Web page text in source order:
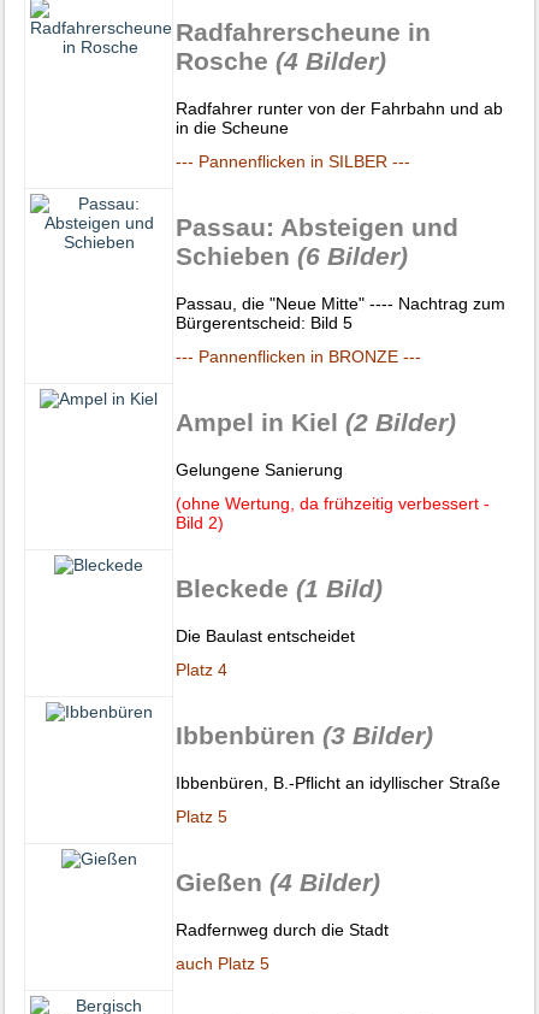
Radfahrerscheune in
Rosche(4 Bilder)
Radfahrer runter von der Fahrbahn und ab
in die Scheune
--- Pannenflicken in SILBER ---
Passau: Absteigen und
Schieben(6 Bilder)
Passau, die "Neue Mitte" ---- Nachtrag zum
Bürgerentscheid: Bild 5
--- Pannenflicken in BRONZE ---
Ampel in Kiel(2 Bilder)
Gelungene Sanierung
(ohne Wertung, da frühzeitig verbessert -
Bild 2)
Bleckede(1 Bild)
Die Baulast entscheidet
Platz 4
Ibbenbüren(3 Bilder)
Ibbenbüren, B.-Pflicht an idyllischer Straße
Platz 5
Gießen(4 Bilder)
Radfernweg durch die Stadt
auch Platz 5